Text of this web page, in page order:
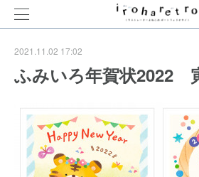
2021.11.02 17:02
ふみいろ年賀状2022